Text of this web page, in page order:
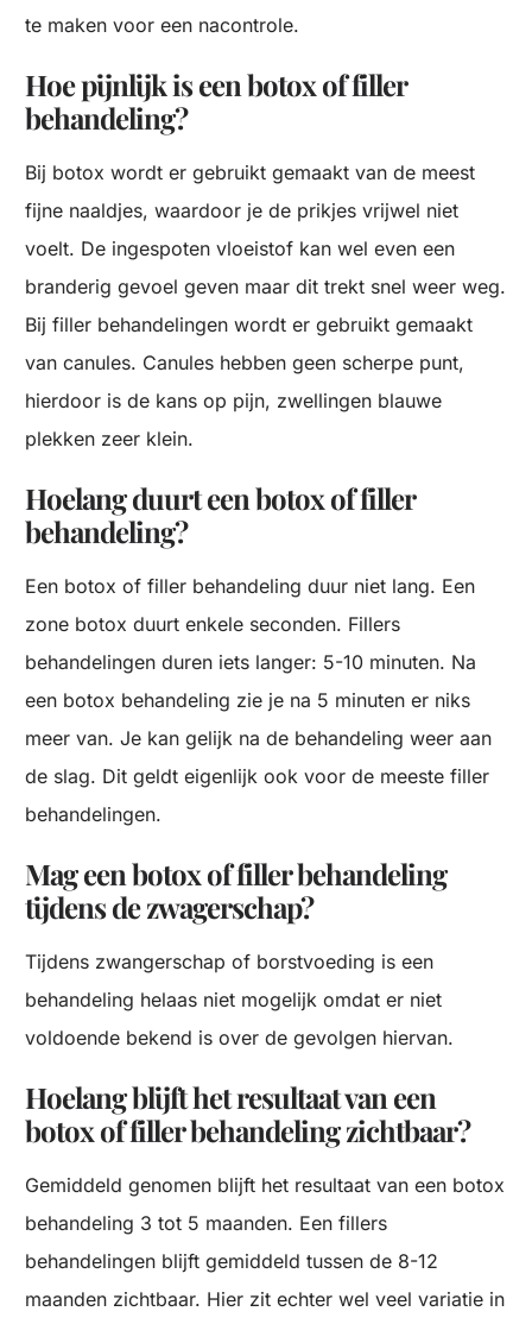
te maken voor een nacontrole.
Hoe pijnlijk is een botox of filler
behandeling?
Bij botox wordt er gebruikt gemaakt van de meest
fijne naaldjes, waardoor je de prikjes vrijwel niet
voelt. De ingespoten vloeistof kan wel even een
branderig gevoel geven maar dit trekt snel weer weg.
Bij filler behandelingen wordt er gebruikt gemaakt
van canules. Canules hebben geen scherpe punt,
hierdoor is de kans op pijn, zwellingen blauwe
plekken zeer klein.
Hoelang duurt een botox of filler
behandeling?
Een botox of filler behandeling duur niet lang. Een
zone botox duurt enkele seconden. Fillers
behandelingen duren iets langer: 5-10 minuten. Na
een botox behandeling zie je na 5 minuten er niks
meer van. Je kan gelijk na de behandeling weer aan
de slag. Dit geldt eigenlijk ook voor de meeste filler
behandelingen.
Mag een botox of filler behandeling
tijdens de zwagerschap?
Tijdens zwangerschap of borstvoeding is een
behandeling helaas niet mogelijk omdat er niet
voldoende bekend is over de gevolgen hiervan.
Hoelang blijft het resultaat van een
botox of filler behandeling zichtbaar?
Gemiddeld genomen blijft het resultaat van een botox
behandeling 3 tot 5 maanden. Een fillers
behandelingen blijft gemiddeld tussen de 8-12
maanden zichtbaar. Hier zit echter wel veel variatie in